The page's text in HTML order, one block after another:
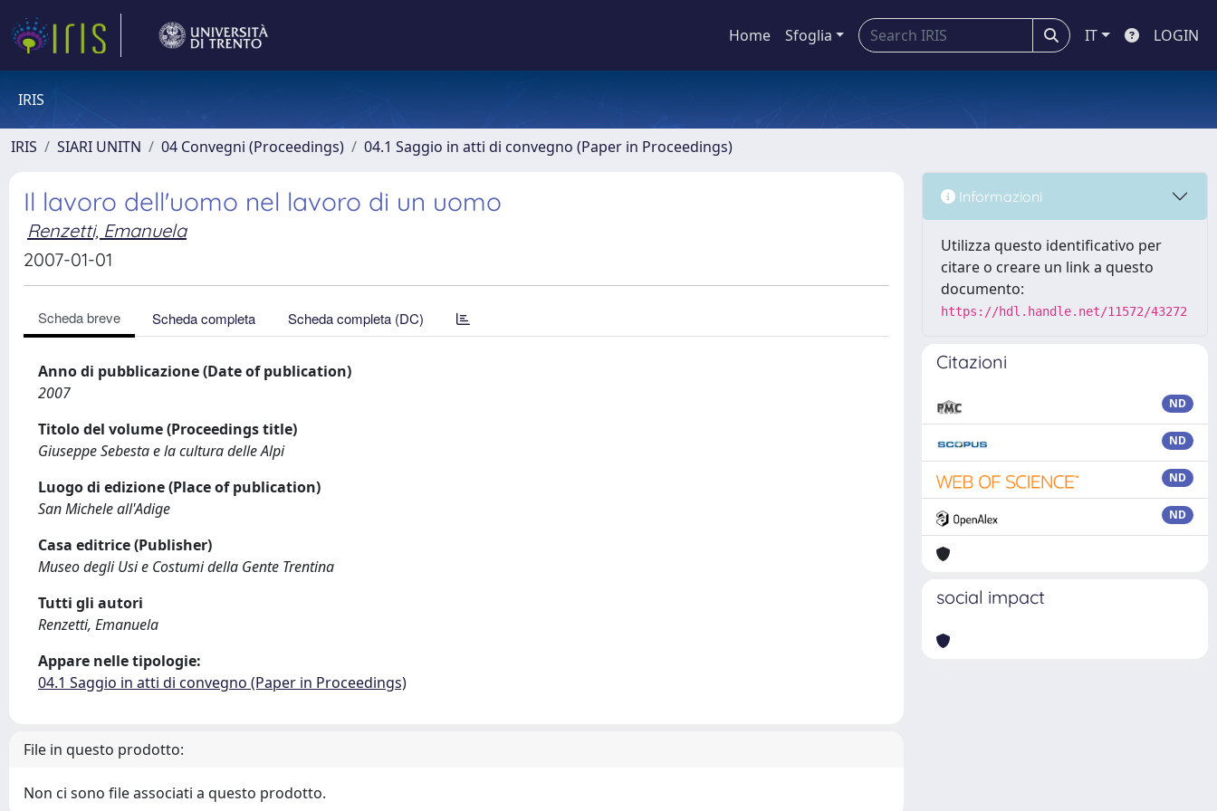
Home Sfoglia IT LOGIN
IRIS
IRIS SIARI UNITN 04 Convegni (Proceedings) 04.1 Saggio in atti di convegno (Paper in Proceedings)
Il lavoro dell'uomo nel lavoro di un uomo
Renzetti, Emanuela
2007-01-01
Scheda breve Scheda completa Scheda completa (DC)
Anno di pubblicazione (Date of publication)
2007
Titolo del volume (Proceedings title)
Giuseppe Sebesta e la cultura delle Alpi
Luogo di edizione (Place of publication)
San Michele all'Adige
Casa editrice (Publisher)
Museo degli Usi e Costumi della Gente Trentina
Tutti gli autori
Renzetti, Emanuela
Appare nelle tipologie:
04.1 Saggio in atti di convegno (Paper in Proceedings)
File in questo prodotto:
Non ci sono file associati a questo prodotto.
Informazioni
Utilizza questo identificativo per
citare o creare un link a questo
documento:
https://hdl.handle.net/11572/43272
Citazioni
ND
ND
ND
ND
social impact